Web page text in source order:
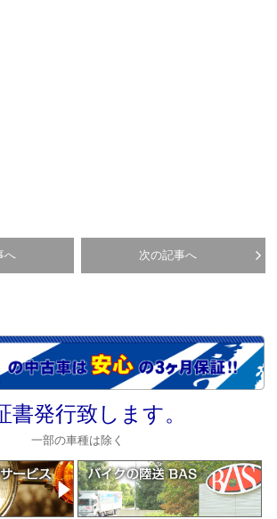
へ 次の記事へ
書発行致します。
一部の車種は除く